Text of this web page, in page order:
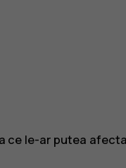
ce le-ar putea